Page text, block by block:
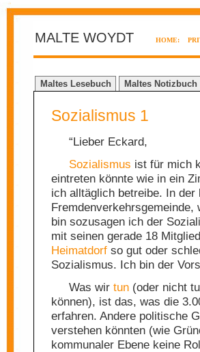
MALTE WOYDT HOME:
Maltes Lesebuch Maltes Notizbuch
Sozialismus 1
“Lieber Eckard,
Sozialismus ist für mich
eintreten könnte wie in ein
ich alltäglich betreibe. In der
bin sozusagen ich der
mit seinen gerade 18
Heimatdorf so gut oder
Sozialismus. Ich bin der
Was wir tun (oder nicht
können), ist das, was die
erfahren. Andere politische
verstehen könnten (wie
kommunaler Ebene keine